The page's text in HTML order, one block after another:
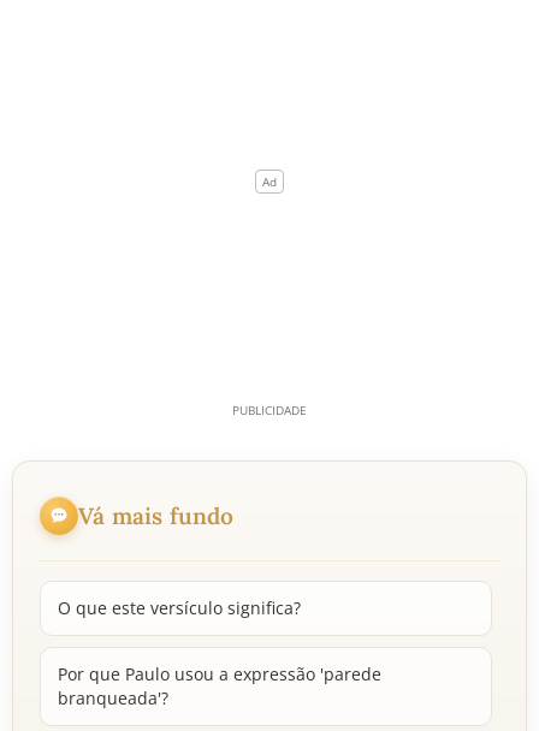
Vá mais fundo
O que este versículo significa?
Por que Paulo usou a expressão 'parede
branqueada'?